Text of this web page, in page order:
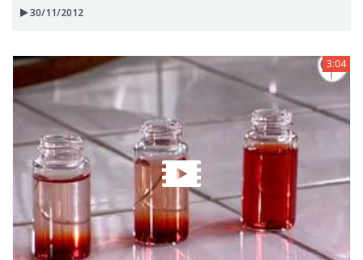
30/11/2012
3:04